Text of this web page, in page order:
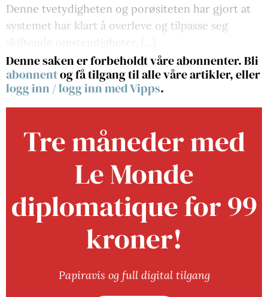
Denne tvetydigheten og porøsiteten har gjort at
systemet har klart å overleve og tilpasse seg
skiftende omstendigheter. (…)
Denne saken er forbeholdt våre abonnenter. Bli
abonnentog få tilgang til alle våre artikler, eller
logg inn /logg inn med Vipps.
Tre måneder med
Le Monde
diplomatique for 99
kroner!
Papiravis og full digital tilgang